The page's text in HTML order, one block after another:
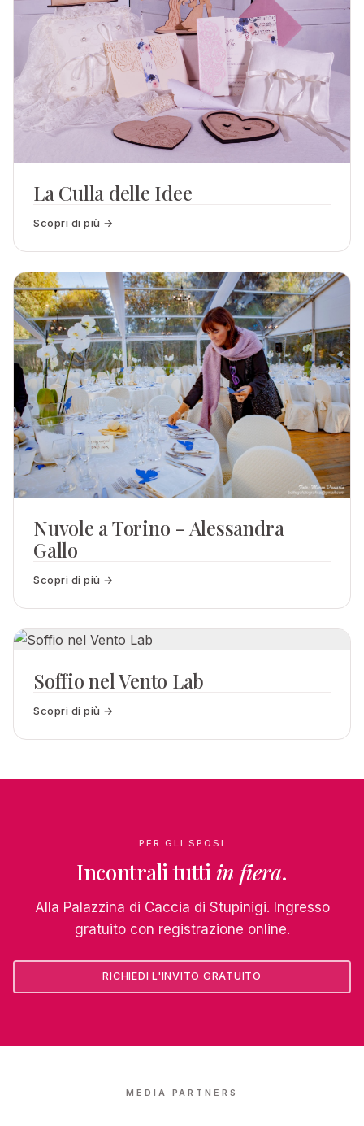
La Culla delle Idee
Scopri di più →
Nuvole a Torino - Alessandra
Gallo
Scopri di più →
Soffio nel Vento Lab
Scopri di più →
PER GLI SPOSI
Incontrali tutti in fiera.
Alla Palazzina di Caccia di Stupinigi. Ingresso
gratuito con registrazione online.
RICHIEDI L'INVITO GRATUITO
MEDIA PARTNERS